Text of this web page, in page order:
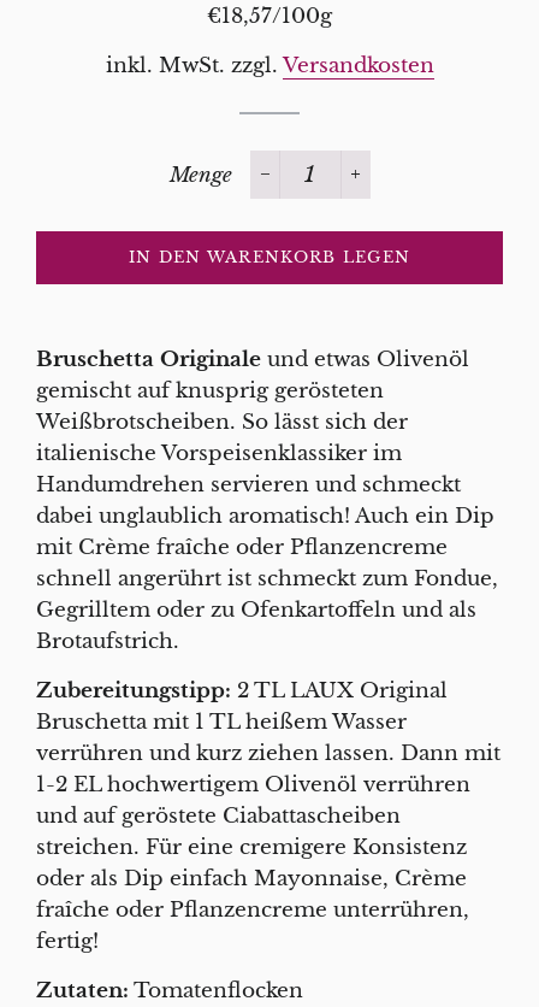
Preis
Stückpreis
€18,57/pro
100g
inkl. MwSt. zzgl.Versandkosten
Menge
−
+
IN DEN WARENKORB LEGEN
Bruschetta Originale und etwas Olivenöl
gemischt auf knusprig gerösteten
Weißbrotscheiben. So lässt sich der
italienische Vorspeisenklassiker im
Handumdrehen servieren und schmeckt
dabei unglaublich aromatisch! Auch ein Dip
mit Crème fraîche oder Pflanzencreme
schnell angerührt ist schmeckt zum Fondue,
Gegrilltem oder zu Ofenkartoffeln und als
Brotaufstrich.
Zubereitungstipp: 2 TL LAUX Original
Bruschetta mit 1 TL heißem Wasser
verrühren und kurz ziehen lassen. Dann mit
1-2 EL hochwertigem Olivenöl verrühren
und auf geröstete Ciabattascheiben
streichen. Für eine cremigere Konsistenz
oder als Dip einfach Mayonnaise, Crème
fraîche oder Pflanzencreme unterrühren,
fertig!
Zutaten: Tomatenflocken